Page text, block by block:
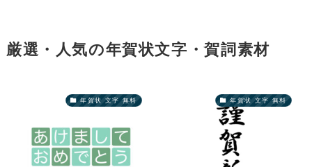
厳選・人気の年賀状文字・賀詞素材
年賀状 文字 無料 年賀状 文字 無料